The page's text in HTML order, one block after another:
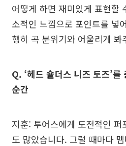
어떻게 하면 재미있게 표현할
소적인 느낌으로 포인트를 넣
행히 곡 분위기와 어울리게 봐
Q. ‘헤드 숄더스 니즈 토즈’
순간
지훈: 투어스에게 도전적인 퍼
도 많았습니다. 그럴 때마다